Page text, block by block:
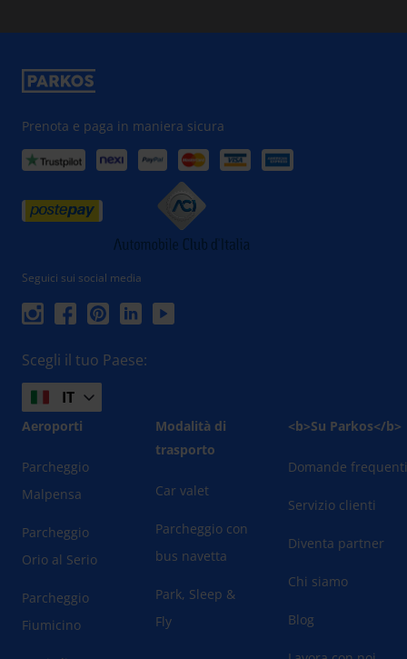
Prenota e paga in maniera sicura
Seguici sui social media
Scegli il tuo Paese:
IT
Aeroporti
Parcheggio
Malpensa
Parcheggio
Orio al Serio
Parcheggio
Fiumicino
Modalità di
trasporto
Car valet
Parcheggio con
bus navetta
Park, Sleep &
Fly
<b>Su Parkos</b>
Domande
Servizio clienti
Diventa partner
Chi siamo
Blog